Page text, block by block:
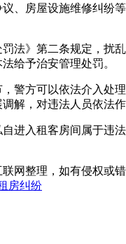
房屋设施维修纠纷等
》第二条规定，扰乱
给予治安管理处罚。
方可以依法介入处理
解，对违法人员依法
入租客房间属于违法
网整理，如有侵权或
房纠纷